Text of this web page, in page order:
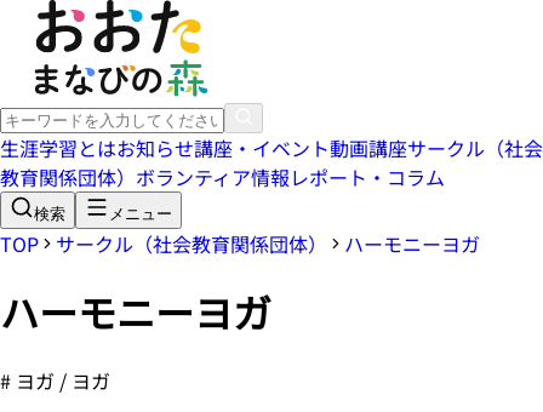
生涯学習とはお知らせ講座・イベント動画講座サークル（社会
教育関係団体） ボランティア情報レポート・コラム
検索 メニュー
TOP サークル（社会教育関係団体） ハーモニーヨガ
ハーモニーヨガ
# ヨガ / ヨガ